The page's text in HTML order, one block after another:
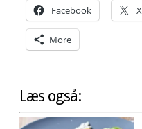
Facebook X
More
Læs også: